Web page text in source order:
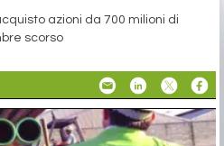
azioni da 700 milioni di
scorso